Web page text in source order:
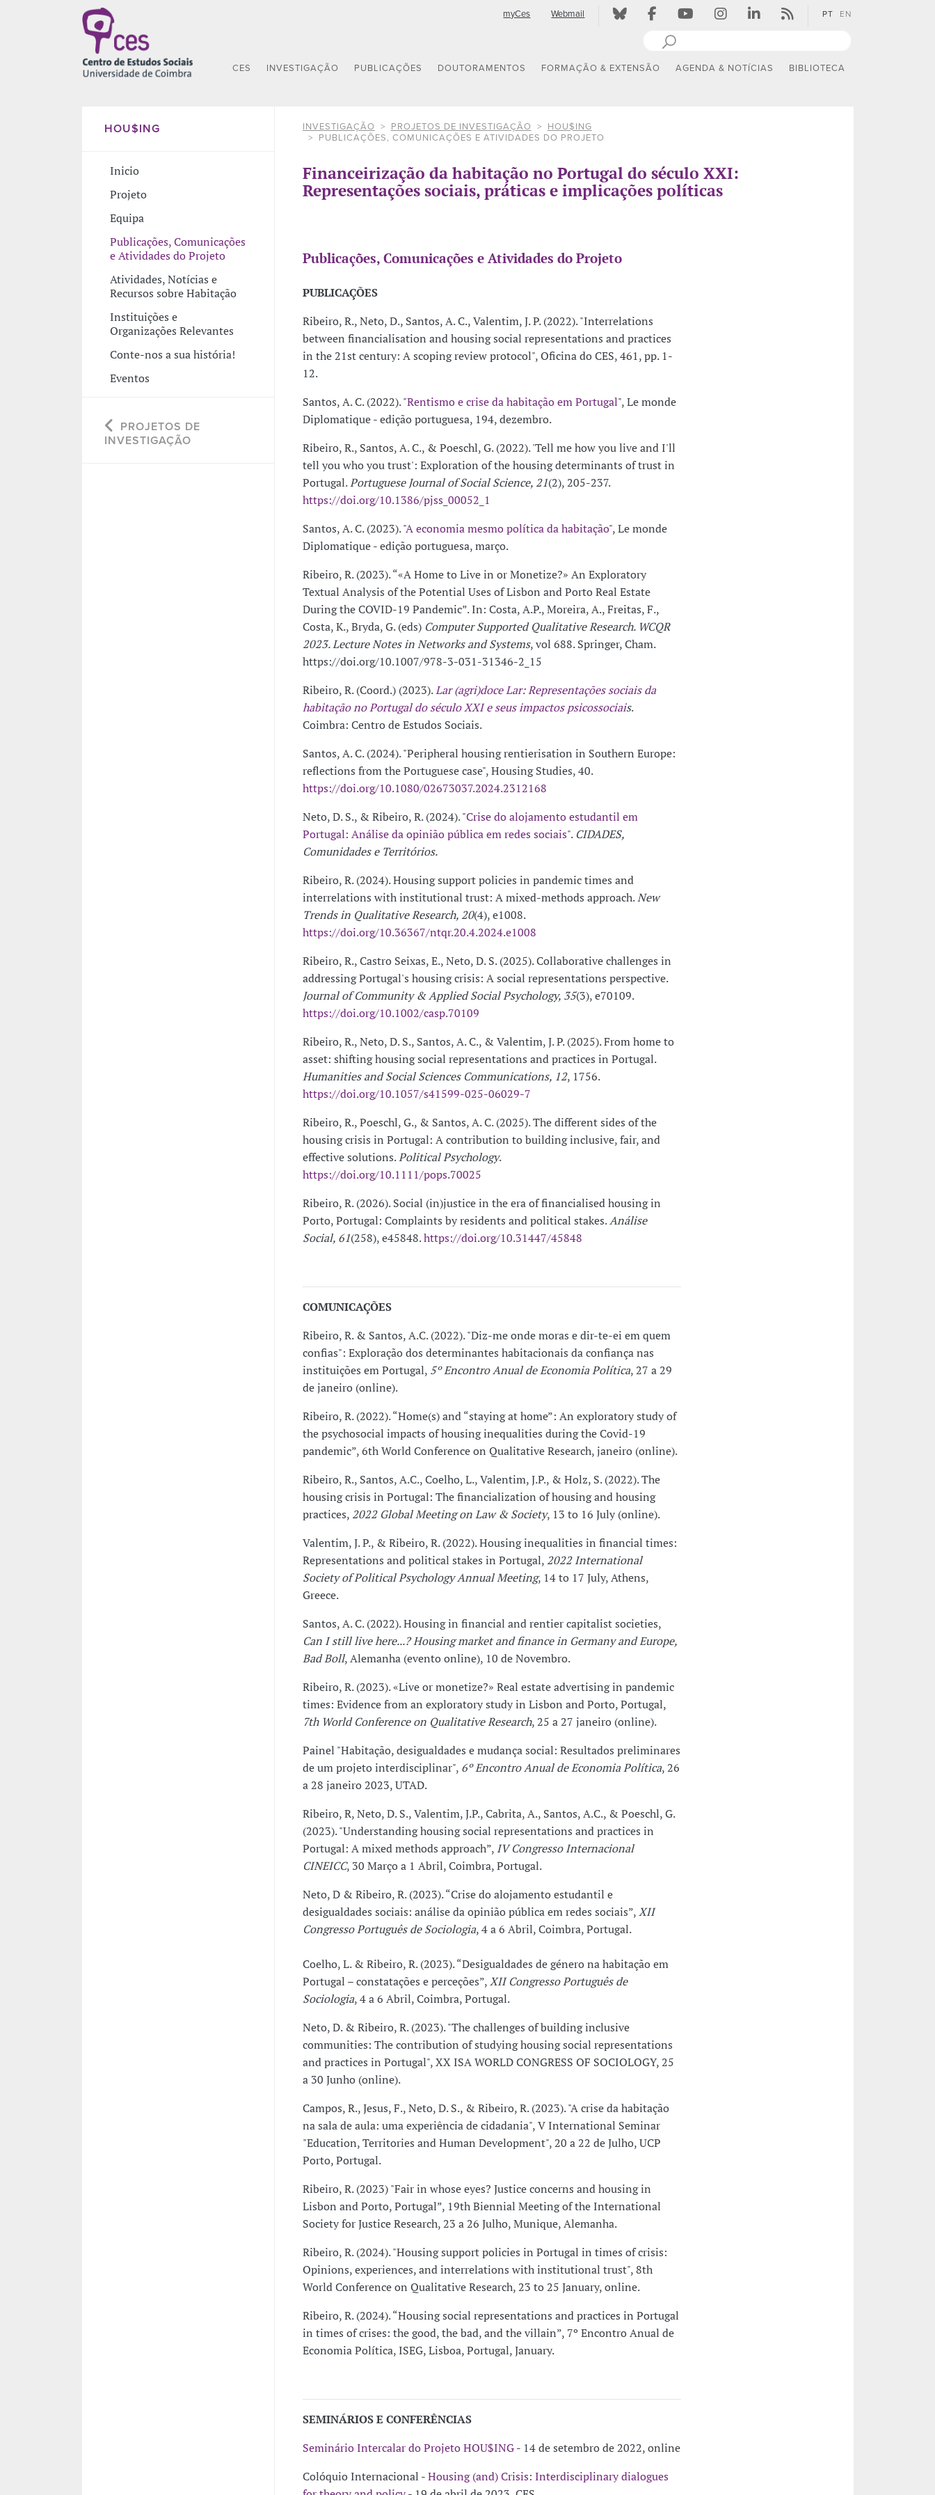
myCes Webmail PT EN
CES INVESTIGAÇÃO PUBLICAÇÕES DOUTORAMENTOS FORMAÇÃO & EXTENSÃO AGENDA & NOTÍCIAS BIBLIOTECA
HOU$ING
Inicio
Projeto
Equipa
Publicações, Comunicações
e Atividades do Projeto
Atividades, Notícias e
Recursos sobre Habitação
Instituições e
Organizações Relevantes
Conte-nos a sua história!
Eventos
PROJETOS DE
INVESTIGAÇÃO
INVESTIGAÇÃO PROJETOS DE INVESTIGAÇÃO
HOU$ING
PUBLICAÇÕES, COMUNICAÇÕES E ATIVIDADES DO PROJETO
Financeirização da habitação no Portugal do século XXI:
Representações sociais, práticas e implicações políticas
Publicações, Comunicações e Atividades do Projeto
PUBLICAÇÕES
Ribeiro, R., Neto, D., Santos, A. C., Valentim, J. P. (2022). "Interrelations
between financialisation and housing social representations and practices
in the 21st century: A scoping review protocol", Oficina do CES, 461, pp. 1-
12.
Santos, A. C. (2022). "Rentismo e crise da habitação em Portugal", Le monde
Diplomatique - edição portuguesa, 194, dezembro.
Ribeiro, R., Santos, A. C., & Poeschl, G. (2022). 'Tell me how you live and I'll
tell you who you trust': Exploration of the housing determinants of trust in
Portugal.Portuguese Journal of Social Science, 21(2), 205-237.
https://doi.org/10.1386/pjss_00052_1
Santos, A. C. (2023). "A economia mesmo política da habitação", Le monde
Diplomatique - edição portuguesa, março.
Ribeiro, R. (2023). “«A Home to Live in or Monetize?» An Exploratory
Textual Analysis of the Potential Uses of Lisbon and Porto Real Estate
During the COVID-19 Pandemic”. In: Costa, A.P., Moreira, A., Freitas, F.,
Costa, K., Bryda, G. (eds) Computer Supported Qualitative Research. WCQR
2023. Lecture Notes in Networks and Systems, vol 688. Springer, Cham.
https://doi.org/10.1007/978-3-031-31346-2_15
Ribeiro, R. (Coord.) (2023).Lar (agri)doce Lar: Representações sociais da
habitação no Portugal do século XXI e seus impactos psicossociais.
Coimbra: Centro de Estudos Sociais.
Santos, A. C. (2024). "Peripheral housing rentierisation in Southern Europe:
reflections from the Portuguese case", Housing Studies, 40.
https://doi.org/10.1080/02673037.2024.2312168
Neto, D. S., & Ribeiro, R. (2024). "Crise do alojamento estudantil em
Portugal: Análise da opinião pública em redes sociais". CIDADES,
Comunidades e Territórios.
Ribeiro, R. (2024). Housing support policies in pandemic times and
interrelations with institutional trust: A mixed-methods approach.New
Trends in Qualitative Research, 20(4), e1008.
https://doi.org/10.36367/ntqr.20.4.2024.e1008
Ribeiro, R., Castro Seixas, E., Neto, D. S. (2025). Collaborative challenges in
addressing Portugal's housing crisis: A social representations perspective.
Journal of Community & Applied Social Psychology, 35(3), e70109.
https://doi.org/10.1002/casp.70109
Ribeiro, R., Neto, D. S., Santos, A. C., & Valentim, J. P. (2025). From home to
asset: shifting housing social representations and practices in Portugal.
Humanities and Social Sciences Communications, 12, 1756.
https://doi.org/10.1057/s41599-025-06029-7
Ribeiro, R., Poeschl, G., & Santos, A. C. (2025). The different sides of the
housing crisis in Portugal: A contribution to building inclusive, fair, and
effective solutions.Political Psychology.
https://doi.org/10.1111/pops.70025
Ribeiro, R. (2026). Social (in)justice in the era of financialised housing in
Porto, Portugal: Complaints by residents and political stakes.Análise
Social, 61(258), e45848.https://doi.org/10.31447/45848
COMUNICAÇÕES
Ribeiro, R. & Santos, A.C. (2022). "Diz-me onde moras e dir-te-ei em quem
confias": Exploração dos determinantes habitacionais da confiança nas
instituições em Portugal, 5º Encontro Anual de Economia Política, 27 a 29
de janeiro (online).
Ribeiro, R. (2022). “Home(s) and “staying at home”: An exploratory study of
the psychosocial impacts of housing inequalities during the Covid-19
pandemic”, 6th World Conference on Qualitative Research, janeiro (online).
Ribeiro, R., Santos, A.C., Coelho, L., Valentim, J.P., & Holz, S. (2022). The
housing crisis in Portugal: The financialization of housing and housing
practices, 2022 Global Meeting on Law & Society, 13 to 16 July (online).
Valentim, J. P., & Ribeiro, R. (2022). Housing inequalities in financial times:
Representations and political stakes in Portugal, 2022 International
Society of Political Psychology Annual Meeting, 14 to 17 July, Athens,
Greece.
Santos, A. C. (2022). Housing in financial and rentier capitalist societies,
Can I still live here...? Housing market and finance in Germany and Europe,
Bad Boll, Alemanha (evento online), 10 de Novembro.
Ribeiro, R. (2023). «Live or monetize?» Real estate advertising in pandemic
times: Evidence from an exploratory study in Lisbon and Porto, Portugal,
7th World Conference on Qualitative Research, 25 a 27 janeiro (online).
Painel "Habitação, desigualdades e mudança social: Resultados preliminares
de um projeto interdisciplinar", 6º Encontro Anual de Economia Política, 26
a 28 janeiro 2023, UTAD.
Ribeiro, R, Neto, D. S., Valentim, J.P., Cabrita, A., Santos, A.C., & Poeschl, G.
(2023). "Understanding housing social representations and practices in
Portugal: A mixed methods approach”, IV Congresso Internacional
CINEICC, 30 Março a 1 Abril, Coimbra, Portugal.
Neto, D & Ribeiro, R. (2023). “Crise do alojamento estudantil e
desigualdades sociais: análise da opinião pública em redes sociais”,XII
Congresso Português de Sociologia, 4 a 6 Abril, Coimbra, Portugal.
Coelho, L. & Ribeiro, R. (2023). “Desigualdades de género na habitação em
Portugal – constatações e perceções”,XII Congresso Português de
Sociologia, 4 a 6 Abril, Coimbra, Portugal.
Neto, D. & Ribeiro, R. (2023). "The challenges of building inclusive
communities: The contribution of studying housing social representations
and practices in Portugal", XX ISA WORLD CONGRESS OF SOCIOLOGY, 25
a 30 Junho (online).
Campos, R., Jesus, F., Neto, D. S., & Ribeiro, R. (2023). "A crise da habitação
na sala de aula: uma experiência de cidadania", V International Seminar
"Education, Territories and Human Development", 20 a 22 de Julho, UCP
Porto, Portugal.
Ribeiro, R. (2023) "Fair in whose eyes? Justice concerns and housing in
Lisbon and Porto, Portugal”, 19th Biennial Meeting of the International
Society for Justice Research, 23 a 26 Julho, Munique, Alemanha.
Ribeiro, R. (2024). "Housing support policies in Portugal in times of crisis:
Opinions, experiences, and interrelations with institutional trust", 8th
World Conference on Qualitative Research, 23 to 25 January, online.
Ribeiro, R. (2024). “Housing social representations and practices in Portugal
in times of crises: the good, the bad, and the villain”, 7º Encontro Anual de
Economia Política, ISEG, Lisboa, Portugal, January.
SEMINÁRIOS E CONFERÊNCIAS
Seminário Intercalar do Projeto HOU$ING- 14 de setembro de 2022, online
Colóquio Internacional -Housing (and) Crisis: Interdisciplinary dialogues